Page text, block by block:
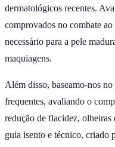
dermatológicos recentes.
comprovados no combate
necessário para a pele
maquiagens.
Além disso, baseamo-nos
frequentes, avaliando o
redução de flacidez,
guia isento e técnico, criado